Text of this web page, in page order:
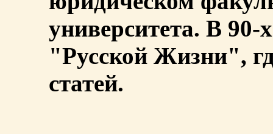
университета. В 90-
"Русской Жизни",
статей.